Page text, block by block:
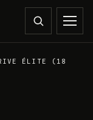
ÉLITE (18